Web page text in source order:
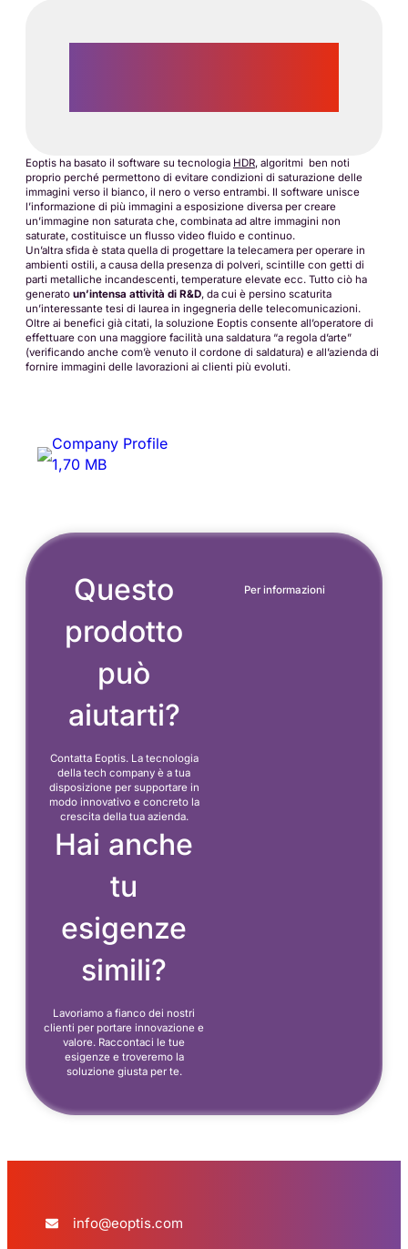
Eoptis ha basato il software su tecnologia HDR, algoritmi ben noti
proprio perché permettono di evitare condizioni di saturazione delle
immagini verso il bianco, il nero o verso entrambi. Il software unisce
l’informazione di più immagini a esposizione diversa per creare
un’immagine non saturata che, combinata ad altre immagini non
saturate, costituisce un flusso video fluido e continuo.
Un’altra sfida è stata quella di progettare la telecamera per operare in
ambienti ostili, a causa della presenza di polveri, scintille con getti di
parti metalliche incandescenti, temperature elevate ecc. Tutto ciò ha
generato un’intensa attività di R&D, da cui è persino scaturita
un’interessante tesi di laurea in ingegneria delle telecomunicazioni.
Oltre ai benefici già citati, la soluzione Eoptis consente all’operatore di
effettuare con una maggiore facilità una saldatura “a regola d’arte”
(verificando anche com’è venuto il cordone di saldatura) e all’azienda di
fornire immagini delle lavorazioni ai clienti più evoluti.
Company Profile
1,70 MB
Questo
prodotto
può
aiutarti?
Contatta Eoptis. La tecnologia
della tech company è a tua
disposizione per supportare in
modo innovativo e concreto la
crescita della tua azienda.
Hai anche
tu
esigenze
simili?
Lavoriamo a fianco dei nostri
clienti per portare innovazione e
valore. Raccontaci le tue
esigenze e troveremo la
soluzione giusta per te.
Per informazioni
info@eoptis.com